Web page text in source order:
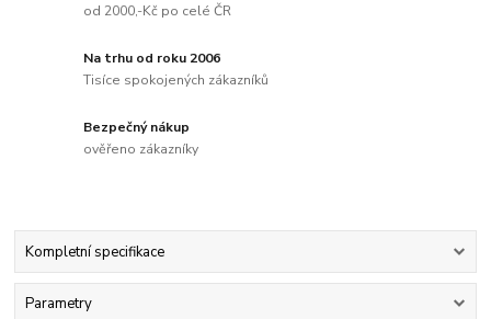
od 2000,-Kč po celé ČR
Na trhu od roku 2006
Tisíce spokojených zákazníků
Bezpečný nákup
ověřeno zákazníky
Kompletní specifikace
Parametry